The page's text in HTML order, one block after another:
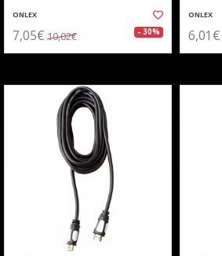
ONLEX
7,05€ 10,02€ - 30%
ONLEX
6,01€